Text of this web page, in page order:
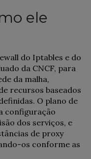
ele
do Iptables e do
da CNCF, para
da malha,
recursos baseados
O plano de
configuração
dos serviços, e
de proxy
os conforme as